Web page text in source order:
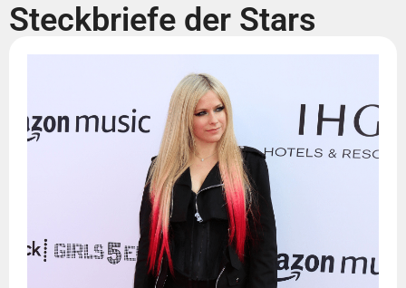
Steckbriefe der Stars